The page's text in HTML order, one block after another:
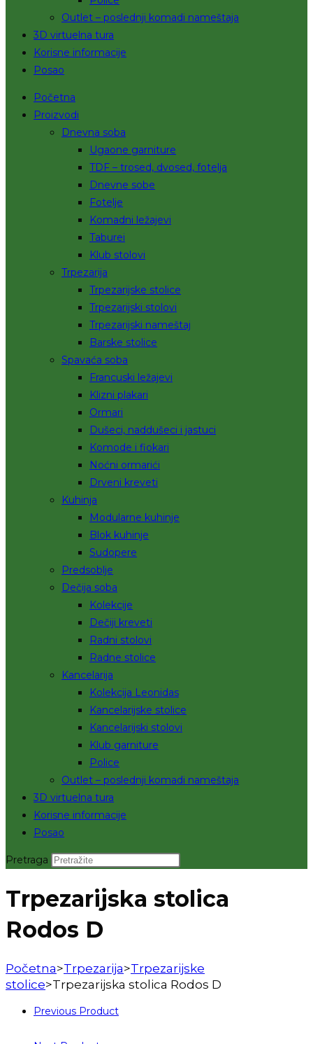
Outlet – poslednji komadi nameštaja
3D virtuelna tura
Korisne informacije
Posao
Početna
Proizvodi
Dnevna soba
Ugaone garniture
TDF – trosed, dvosed, fotelja
Dnevne sobe
Fotelje
Komadni ležajevi
Taburei
Klub stolovi
Trpezarija
Trpezarijske stolice
Trpezarijski stolovi
Trpezarijski nameštaj
Barske stolice
Spavaća soba
Francuski ležajevi
Klizni plakari
Ormari
Dušeci, naddušeci i jastuci
Komode i fiokari
Noćni ormarići
Drveni kreveti
Kuhinja
Modularne kuhinje
Blok kuhinje
Sudopere
Predsoblje
Dečija soba
Kolekcije
Dečiji kreveti
Radni stolovi
Radne stolice
Kancelarija
Kolekcija Leonidas
Kancelarijske stolice
Kancelarijski stolovi
Klub garniture
Police
Outlet – poslednji komadi nameštaja
3D virtuelna tura
Korisne informacije
Posao
Pretraga
Trpezarijska stolica
Rodos D
Početna>Trpezarija>Trpezarijske
stolice>Trpezarijska stolica Rodos D
Previous Product